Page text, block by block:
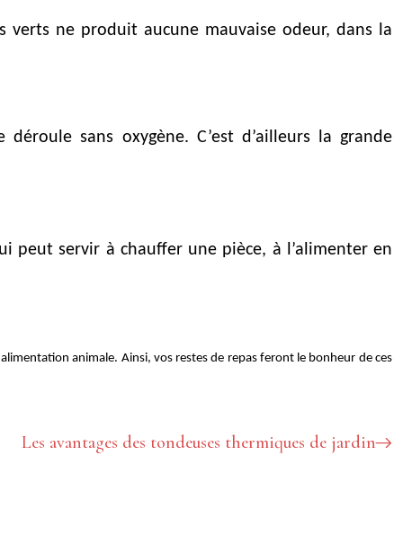
verts ne produit aucune mauvaise odeur, dans la
sans oxygène. C’est d’ailleurs la grande
peut servir à chauffer une pièce, à l’alimenter en
animale. Ainsi, vos restes de repas feront le bonheur de ces
Les avantages des tondeuses thermiques de jardin